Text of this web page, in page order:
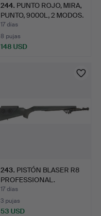
244. PUNTO ROJO, MIRA,
PUNTO, 9000L, 2 MODOS.
17 días
8 pujas
148 USD
243. PISTÓN BLASER R8
PROFESSIONAL.
17 días
3 pujas
53 USD